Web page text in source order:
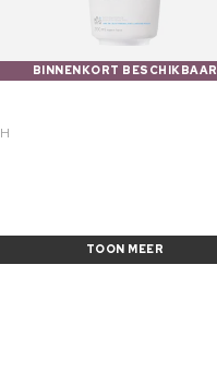
BINNENKORT BESCHIKBAAR
TOON MEER